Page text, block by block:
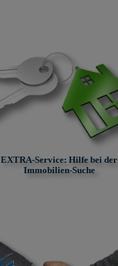
EXTRA-Service: Hilfe bei der
Immobilien-Suche